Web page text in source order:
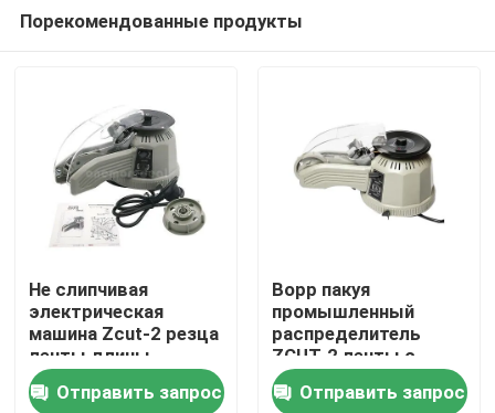
Дом
Продукты
О нас
Порекомендованные продукты
Не слипчивая
электрическая
машина Zcut-2 резца
ленты длины
распределителя
60mm ленты
Отправить запрос
Bopp пакуя
промышленный
распределитель
ZCUT-2 ленты с
крышкой
безопасности
Отправить запрос